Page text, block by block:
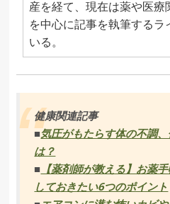
産を経て、現在は薬や医療
を中心に記事を執筆する
いる。
健康関連記事
■気圧がもたらす体の不調
は？
■ 【薬剤師が教える】お薬
しておきたい6つのポイント